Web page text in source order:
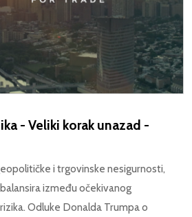
- Veliki korak unazad -
i trgovinske nesigurnosti,
između očekivanog
Odluke Donalda Trumpa o